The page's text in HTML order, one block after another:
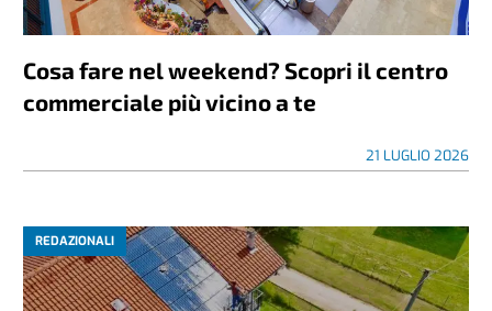
Cosa fare nel weekend? Scopri il centro
commerciale più vicino a te
21 LUGLIO 2026
REDAZIONALI